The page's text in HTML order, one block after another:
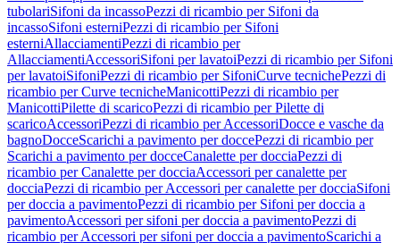
tubolariSifoni da incassoPezzi di ricambio per Sifoni da
incassoSifoni esterniPezzi di ricambio per Sifoni
esterniAllacciamentiPezzi di ricambio per
AllacciamentiAccessoriSifoni per lavatoiPezzi di ricambio per Sifoni
per lavatoiSifoniPezzi di ricambio per SifoniCurve tecnichePezzi di
ricambio per Curve tecnicheManicottiPezzi di ricambio per
ManicottiPilette di scaricoPezzi di ricambio per Pilette di
scaricoAccessoriPezzi di ricambio per AccessoriDocce e vasche da
bagnoDocceScarichi a pavimento per doccePezzi di ricambio per
Scarichi a pavimento per docceCanalette per docciaPezzi di
ricambio per Canalette per docciaAccessori per canalette per
docciaPezzi di ricambio per Accessori per canalette per docciaSifoni
per doccia a pavimentoPezzi di ricambio per Sifoni per doccia a
pavimentoAccessori per sifoni per doccia a pavimentoPezzi di
ricambio per Accessori per sifoni per doccia a pavimentoScarichi a